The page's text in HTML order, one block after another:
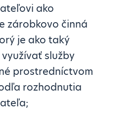
ako
zárobkovo činná
je ako taký
služby
prostredníctvom
rozhodnutia